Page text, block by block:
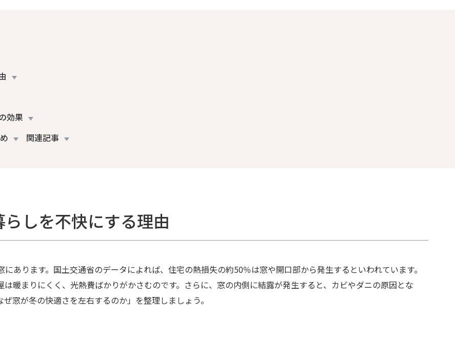
効果
関連記事
しを不快にする理由
あります。国土交通省のデータによれば、住宅の熱損失の約50％は窓や開口部から発生するといわれています。
暖まりにくく、光熱費ばかりがかさむのです。さらに、窓の内側に結露が発生すると、カビやダニの原因とな
窓が冬の快適さを左右するのか」を整理しましょう。